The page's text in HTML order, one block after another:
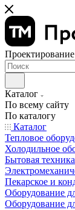
Каталог
По всему сайту
По каталогу
Каталог
Тепловое
Холодильное
Бытовая техника
Пекарское и
Оборудование
Оборудование